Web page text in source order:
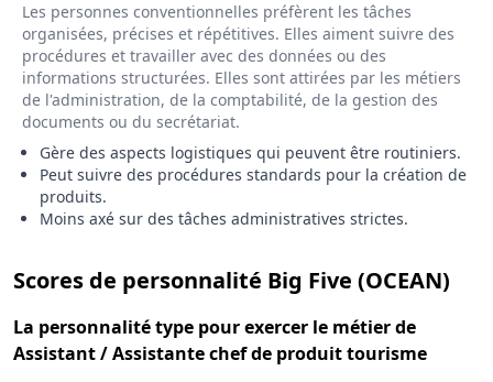
Les personnes conventionnelles préfèrent les tâches
organisées, précises et répétitives. Elles aiment suivre des
procédures et travailler avec des données ou des
informations structurées. Elles sont attirées par les métiers
de l'administration, de la comptabilité, de la gestion des
documents ou du secrétariat.
Gère des aspects logistiques qui peuvent être routiniers.
Peut suivre des procédures standards pour la création de
produits.
Moins axé sur des tâches administratives strictes.
Scores de personnalité Big Five (OCEAN)
La personnalité type pour exercer le métier de
Assistant / Assistante chef de produit tourisme